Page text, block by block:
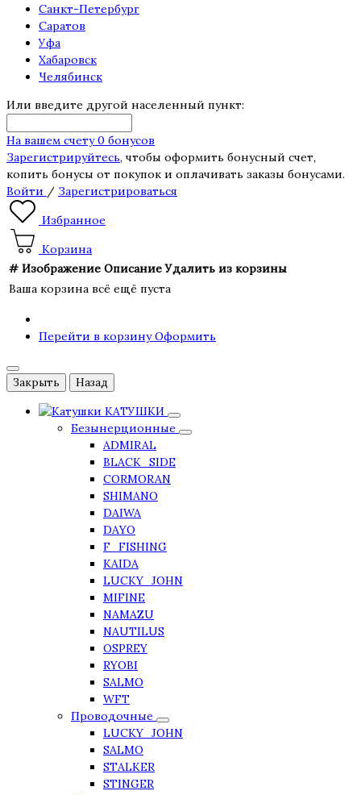
Санкт-Петербург
Саратов
Уфа
Хабаровск
Челябинск
Или введите другой населенный пункт:
На вашем счету 0 бонусов
Зарегистрируйтесь, чтобы оформить бонусный счет,
копить бонусы от покупок и оплачивать заказы бонусами.
Войти / Зарегистрироваться
Избранное
Корзина
# Изображение Описание Удалить из корзины
Ваша корзина всё ещё пуста
Перейти в корзинуОформить
Закрыть Назад
КАТУШКИ
Безынерционные
ADMIRAL
BLACK_SIDE
CORMORAN
SHIMANO
DAIWA
DAYO
F_FISHING
KAIDA
LUCKY_JOHN
MIFINE
NAMAZU
NAUTILUS
OSPREY
RYOBI
SALMO
WFT
Проводочные
LUCKY_JOHN
SALMO
STALKER
STINGER